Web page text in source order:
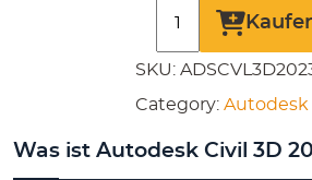
Was ist Autodesk Civil 3D
Autodesk
3D
2023
quantity
SKU:
Category: Autodesk